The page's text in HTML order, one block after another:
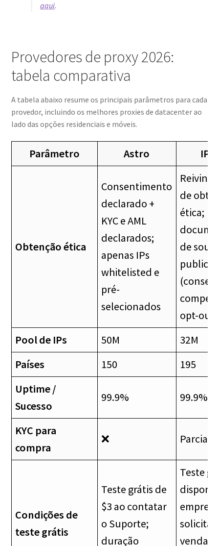
aqui.
Provedores de proxy 2026:
tabela comparativa
A tabela abaixo resume os principais parâmetros para cada
provedor, incluindo os melhores proxies de datacenter ao
lado das opções residenciais e móveis.
Parâmetro Astro
Obtenção ética
Consentimento
declarado +
KYC e AML
declarados;
apenas IPs
whitelisted e
pré-
selecionados
de
ética;
de
opt-out)
Pool de IPs
50M
32M
Países
150
195
Uptime /
Sucesso
99.9% 99.9% /
KYC para
compra
❌ Parcial
Condições de
teste grátis
Teste grátis de
$3 ao contatar
o Suporte;
duração
Teste
vendas;